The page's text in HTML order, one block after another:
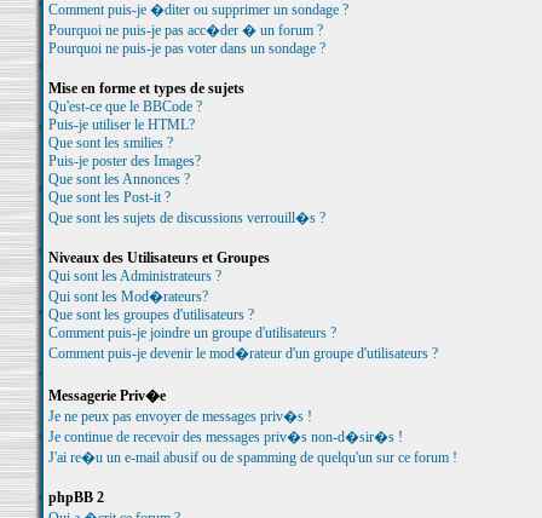
Comment puis-je �diter ou supprimer un sondage ?
Pourquoi ne puis-je pas acc�der � un forum ?
Pourquoi ne puis-je pas voter dans un sondage ?
Mise en forme et types de sujets
Qu'est-ce que le BBCode ?
Puis-je utiliser le HTML?
Que sont les smilies ?
Puis-je poster des Images?
Que sont les Annonces ?
Que sont les Post-it ?
Que sont les sujets de discussions verrouill�s ?
Niveaux des Utilisateurs et Groupes
Qui sont les Administrateurs ?
Qui sont les Mod�rateurs?
Que sont les groupes d'utilisateurs ?
Comment puis-je joindre un groupe d'utilisateurs ?
Comment puis-je devenir le mod�rateur d'un groupe d'utilisateurs ?
Messagerie Priv�e
Je ne peux pas envoyer de messages priv�s !
Je continue de recevoir des messages priv�s non-d�sir�s !
J'ai re�u un e-mail abusif ou de spamming de quelqu'un sur ce forum !
phpBB 2